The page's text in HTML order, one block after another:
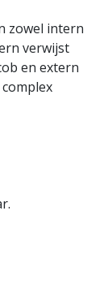
zowel intern
verwijst
en extern